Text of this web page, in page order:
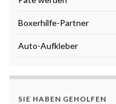
Boxerhilfe-Partner
Auto-Aufkleber
SIE HABEN GEHOLFEN